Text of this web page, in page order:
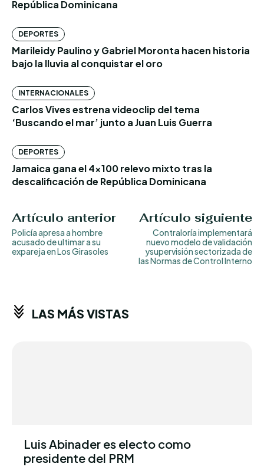
República Dominicana
DEPORTES
Marileidy Paulino y Gabriel Moronta hacen historia
bajo la lluvia al conquistar el oro
INTERNACIONALES
Carlos Vives estrena videoclip del tema
‘Buscando el mar’ junto a Juan Luis Guerra
DEPORTES
Jamaica gana el 4×100 relevo mixto tras la
descalificación de República Dominicana
Artículo anterior
Policía apresa a hombre
acusado de ultimar a su
expareja en Los Girasoles
Artículo siguiente
Contraloría implementará
nuevo modelo de validación
ysupervisión sectorizada de
las Normas de Control Interno
LAS MÁS VISTAS
Luis Abinader es electo como
presidente del PRM